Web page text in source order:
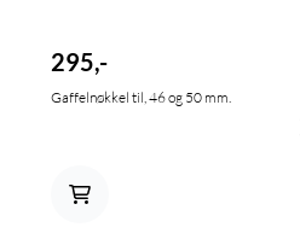
295,-
Gaffelnøkkel til, 46 og 50 mm.